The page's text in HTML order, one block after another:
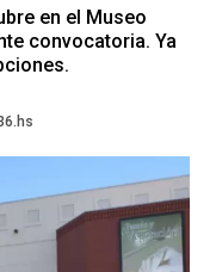
en el Museo
convocatoria. Ya